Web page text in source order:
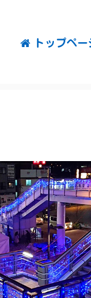
トップペー